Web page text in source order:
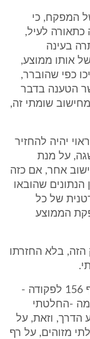
המפקח, כי
כתאורה לעיל,
בעינה
אותו ממוצע,
כפי שהוברר,
הטענה בדבר
שומתי זה,
יהיה להחזיר
על מנת
אחר, אם כזה
שהובאו
של כל
הממוצע
הזה, בלא החזרתו
בנסיבות הענין, ומכח סמכותי לפי סעיף 156 לפקודה -
-החלטתי
הדרך, וזאת, על
מזוהים, על רף